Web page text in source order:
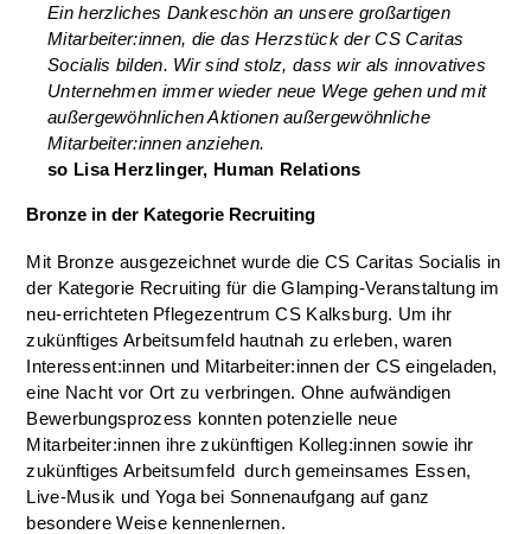
Ein herzliches Dankeschön an unsere großartigen
Mitarbeiter:innen, die das Herzstück der CS Caritas
Socialis bilden. Wir sind stolz, dass wir als innovatives
Unternehmen immer wieder neue Wege gehen und mit
außergewöhnlichen Aktionen außergewöhnliche
Mitarbeiter:innen anziehen.
so Lisa Herzlinger, Human Relations
Bronze in der Kategorie Recruiting
Mit Bronze ausgezeichnet wurde die CS Caritas Socialis in
der Kategorie Recruiting für die Glamping-Veranstaltung im
neu-errichteten Pflegezentrum CS Kalksburg. Um ihr
zukünftiges Arbeitsumfeld hautnah zu erleben, waren
Interessent:innen und Mitarbeiter:innen der CS eingeladen,
eine Nacht vor Ort zu verbringen. Ohne aufwändigen
Bewerbungsprozess konnten potenzielle neue
Mitarbeiter:innen ihre zukünftigen Kolleg:innen sowie ihr
zukünftiges Arbeitsumfeld durch gemeinsames Essen,
Live-Musik und Yoga bei Sonnenaufgang auf ganz
besondere Weise kennenlernen.